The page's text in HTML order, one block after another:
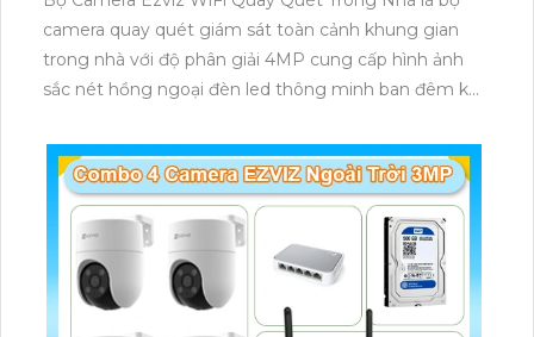
camera quay quét giám sát toàn cảnh khung gian
trong nhà với độ phân giải 4MP cung cấp hình ảnh
sắc nét hồng ngoại đèn led thông minh ban đêm kết
giúp lưu trũ dữ liệu lâu dài